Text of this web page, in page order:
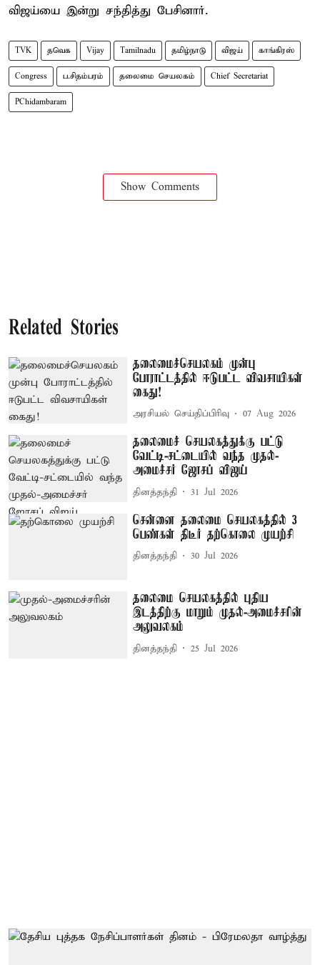
விஜய்யை இன்று சந்தித்து பேசினார்.
TVK தவெக Vijay Tamilnadu தமிழ்நாடு விஜய் காங்கிரஸ்
Congress ப.சிதம்பரம் தலைமை செயலகம் Chief Secretariat
PChidambaram
Show Comments
Related Stories
தலைமைச்செயலகம் முன்பு
போராட்டத்தில் ஈடுபட்ட விவசாயிகள்
கைது!
அரசியல் செய்திப்பிரிவு 07 Aug 2026
தலைமைச் செயலகத்துக்கு பட்டு
வேட்டி-சட்டையில் வந்த முதல்-
அமைச்சர் ஜோசப் விஜய்
தினத்தந்தி 31 Jul 2026
சென்னை தலைமை செயலகத்தில் 3
பெண்கள் திடீர் தற்கொலை முயற்சி
தினத்தந்தி 30 Jul 2026
தலைமை செயலகத்தில் புதிய
இடத்திற்கு மாறும் முதல்-அமைச்சரின்
அலுவலகம்
தினத்தந்தி 25 Jul 2026